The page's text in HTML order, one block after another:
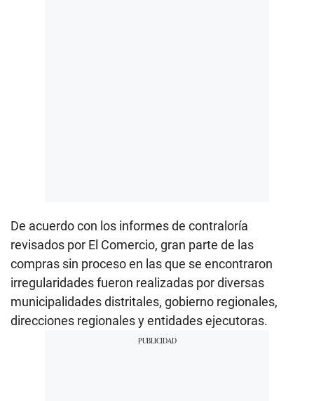
De acuerdo con los informes de contraloría
revisados por El Comercio, gran parte de las
compras sin proceso en las que se encontraron
irregularidades fueron realizadas por diversas
municipalidades distritales, gobierno regionales,
direcciones regionales y entidades ejecutoras.